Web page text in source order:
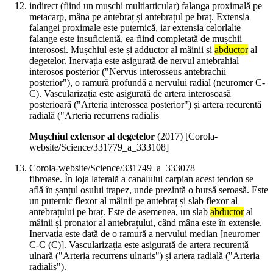
indirect (fiind un mușchi multiarticular) falanga proximală pe
metacarp, mâna pe antebraț și antebrațul pe braț. Extensia
falangei proximale este puternică, iar extensia celorlalte
falange este insuficientă, ea fiind completată de mușchii
interosoși. Mușchiul este și adductor al mâinii și abductoral
degetelor. Inervația este asigurată de nervul antebrahial
interosos posterior ("Nervus interosseus antebrachii
posterior"), o ramură profundă a nervului radial (neuromer C-
C). Vascularizația este asigurată de artera interosoasă
posterioară ("Arteria interossea posterior") și artera recurentă
radială ("Arteria recurrens radialis
Mușchiul extensor al degetelor (2017) [Corola-
website/Science/331779_a_333108]
Corola-website/Science/331749_a_333078
fibroase. În loja laterală a canalului carpian acest tendon se
află în șanțul osului trapez, unde prezintă o bursă seroasă. Este
un puternic flexor al mâinii pe antebraț și slab flexor al
antebrațului pe braț. Este de asemenea, un slab abductoral
mâinii și pronator al antebrațului, când mâna este în extensie.
Inervația este dată de o ramură a nervului median [neuromer
C-C (C)]. Vascularizația este asigurată de artera recurentă
ulnară ("Arteria recurrens ulnaris") și artera radială ("Arteria
radialis").